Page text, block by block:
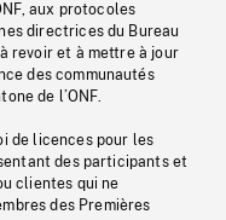
aux protocoles
directrices du Bureau
revoir et à mettre à jour
des communautés
de l’ONF.
de licences pour les
des participants et
clientes qui ne
des Premières